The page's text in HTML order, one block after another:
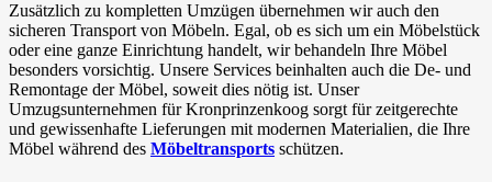
Zusätzlich zu kompletten Umzügen übernehmen wir auch den
sicheren Transport von Möbeln. Egal, ob es sich um ein Möbelstück
oder eine ganze Einrichtung handelt, wir behandeln Ihre Möbel
besonders vorsichtig. Unsere Services beinhalten auch die De- und
Remontage der Möbel, soweit dies nötig ist. Unser
Umzugsunternehmen für Kronprinzenkoog sorgt für zeitgerechte
und gewissenhafte Lieferungen mit modernen Materialien, die Ihre
Möbel während des Möbeltransports schützen.